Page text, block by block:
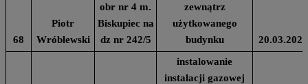
68
Piotr
Wróblewski
obr nr 4 m.
Biskupiec na
dz nr 242/5
zewnątrz
użytkowanego
budynku
20.03.2024
instalowanie
instalacji gazowej